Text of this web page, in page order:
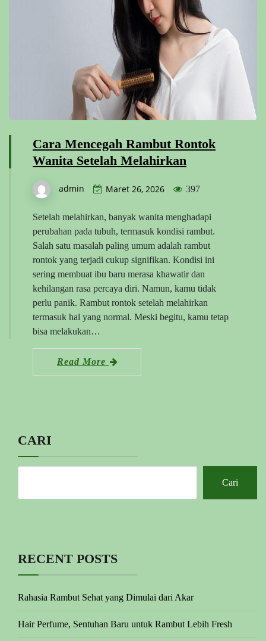
Cara Mencegah Rambut Rontok
Wanita Setelah Melahirkan
admin Maret 26, 2026 397
Setelah melahirkan, banyak wanita menghadapi
perubahan pada tubuh, termasuk kondisi rambut.
Salah satu masalah paling umum adalah rambut
rontok yang terjadi cukup signifikan. Kondisi ini
sering membuat ibu baru merasa khawatir dan
kehilangan rasa percaya diri. Namun, kamu tidak
perlu panik. Rambut rontok setelah melahirkan
termasuk hal yang normal. Meski begitu, kamu tetap
bisa melakukan…
Read More
CARI
Cari
RECENT POSTS
Rahasia Rambut Sehat yang Dimulai dari Akar
Hair Perfume, Sentuhan Baru untuk Rambut Lebih Fresh